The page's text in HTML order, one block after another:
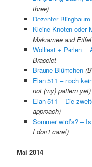
three)
Dezenter Blingbaum
Kleine Knoten oder
Makramee and
Wollrest + Perlen =
Bracelet
Braune Blümchen
Elan 511 – noch
not (my) pattern yet)
Elan 511 – Die
approach)
Sommer wird’s? –
I don’t care!)
Mai 2014